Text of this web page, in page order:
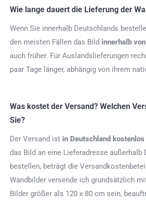
Wie lange dauert die Lieferung der
Wenn Sie innerhalb Deutschlands
den meisten Fällen das Bild innerhalb
auch früher. Für Auslandslieferungen
paar Tage länger, abhängig von ihrem
Was kostet der Versand? Welchen
Sie?
Der Versand ist in Deutschland kostenlos
das Bild an eine Lieferadresse außerhalb
bestellen, beträgt die
Wandbilder versende ich grundsätzlich
Bilder größer als 120 x 80 cm sein,